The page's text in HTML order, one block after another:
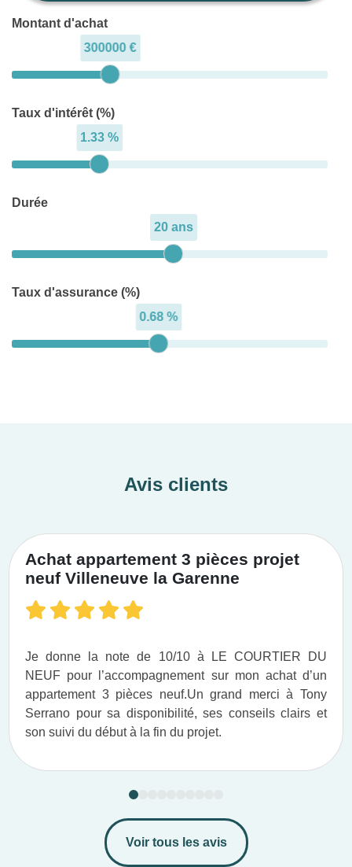
Montant d'achat
300000 €
Taux d'intérêt (%)
1.33 %
Durée
20 ans
Taux d'assurance (%)
0.68 %
Avis clients
Achat appartement 3 pièces projet
neuf Villeneuve la Garenne
Je donne la note de 10/10 à LE COURTIER DU
NEUF pour l’accompagnement sur mon achat d’un
appartement 3 pièces neuf.​ Un grand merci à Tony
Serrano pour sa disponibilité, ses conseils clairs et
son suivi du début à la fin du projet.​
Voir tous les avis